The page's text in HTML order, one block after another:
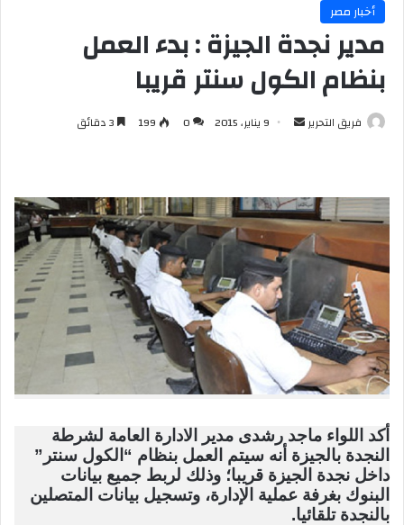
أخبار مصر
مدير نجدة الجيزة : بدء العمل
بنظام الكول سنتر قريبا
فريق التحرير
أرسل 9 يناير، 2015 0
199
أكد اللواء ماجد رشدى مدير الادارة العامة لشرطة
النجدة بالجيزة أنه سيتم العمل بنظام “الكول سنتر”
داخل نجدة الجيزة قريبا؛ وذلك لربط جميع بيانات
البنوك بغرفة عملية الإدارة، وتسجيل بيانات المتصلين
بالنجدة تلقائيا.